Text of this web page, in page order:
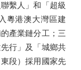
繫人」和「超級
粵港澳大灣區建
產業鏈分工；三
行」及「城鄉共
段）採用國家先